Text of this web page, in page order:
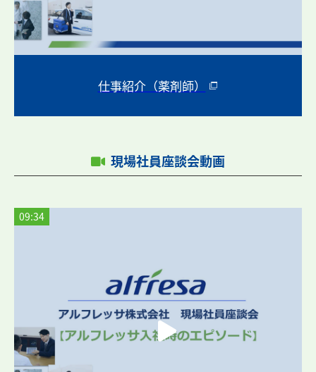
仕事紹介（薬剤師）
現場社員座談会動画
09:34